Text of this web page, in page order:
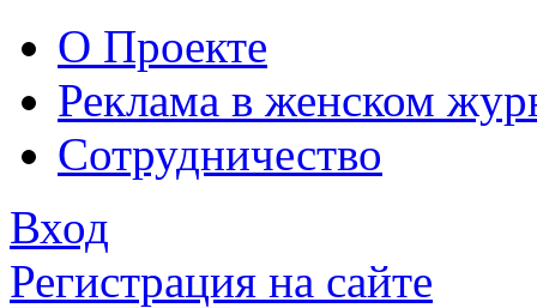
О Проекте
Реклама в женском
Сотрудничество
Вход
Регистрация на сайте